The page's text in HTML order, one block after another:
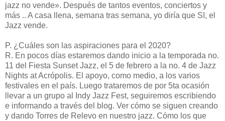
jazz no vende». Después de tantos eventos, conciertos y
más .. A casa llena, semana tras semana, yo diría que SI, el
Jazz vende.
P. ¿Cuáles son las aspiraciones para el 2020?
R. En pocos días estaremos dando inicio a la temporada no.
11 del Fiesta Sunset Jazz, el 5 de febrero a la no. 4 de Jazz
Nights at Acrópolis. El apoyo, como medio, a los varios
festivales en el país. Luego trataremos de por 5ta ocasión
llevar a un grupo al Indy Jazz Fest, seguiremos escribiendo
e informando a través del blog. Ver cómo se siguen creando
y dando Torres de Relevo en nuestro jazz. Cómo los que